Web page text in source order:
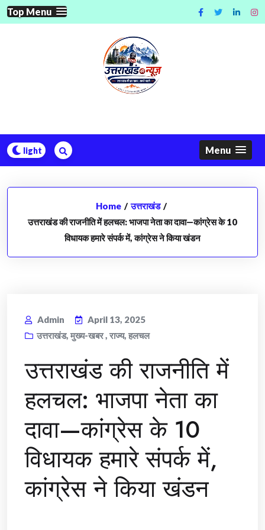
Skip
to
Top Menu
Menu
Home / उत्तराखंड /
उत्तराखंड की राजनीति में हलचल: भाजपा नेता का दावा—कांग्रेस के 10
विधायक हमारे संपर्क में, कांग्रेस ने किया खंडन
Admin
April 13, 2025
उत्तराखंड, मुख्य-खबर, राज्य, हलचल
उत्तराखंड की राजनीति में
हलचल: भाजपा नेता का
दावा—कांग्रेस के 10
विधायक हमारे संपर्क में,
कांग्रेस ने किया खंडन